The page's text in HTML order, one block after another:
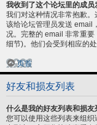
我收到了这个论坛里的成
我们对这种情况非常抱歉
该给论坛管理员发送 email
况。完整的 email 非常重
细节)。他们会受到相应的处
页首
好友和损友列表
什么是我的好友列表和损友
您可以使用这些列表来组